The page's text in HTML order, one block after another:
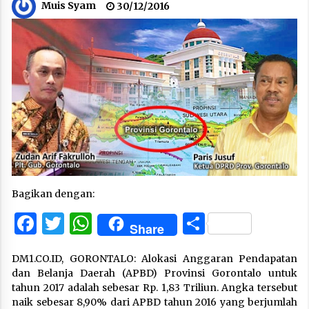
Muis Syam 30/12/2016
Bagikan dengan:
Facebook
Twitter
WhatsApp
Share Share
DM1.CO.ID, GORONTALO: Alokasi Anggaran Pendapatan
dan Belanja Daerah (APBD) Provinsi Gorontalo untuk
tahun 2017 adalah sebesar Rp. 1,83 Triliun. Angka tersebut
naik sebesar 8,90% dari APBD tahun 2016 yang berjumlah